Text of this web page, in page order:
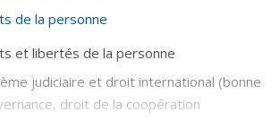
de la personne
et libertés de la personne
judiciaire et droit international (bonne
droit de la coopération